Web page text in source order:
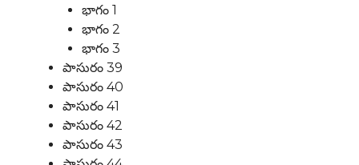
భాగం 1
భాగం 2
భాగం 3
పాసురం 39
పాసురం 40
పాసురం 41
పాసురం 42
పాసురం 43